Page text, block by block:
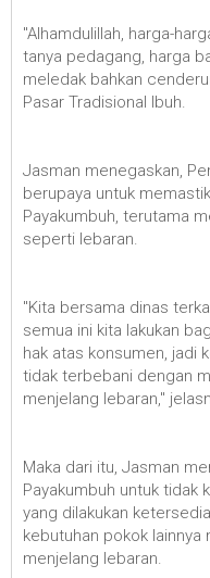
"Alhamdulillah, harga-
tanya pedagang, harga
meledak bahkan
Pasar Tradisional Ibuh.
Jasman menegaskan,
berupaya untuk
Payakumbuh, terutama
seperti lebaran.
"Kita bersama dinas
semua ini kita lakukan
hak atas konsumen, jadi
tidak terbebani dengan
menjelang lebaran,"
Maka dari itu, Jasman
Payakumbuh untuk tidak
yang dilakukan
kebutuhan pokok
menjelang lebaran.